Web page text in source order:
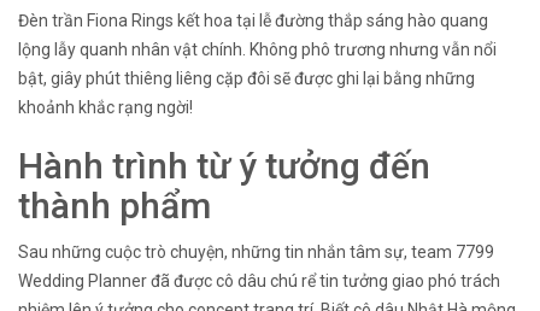
Đèn trần Fiona Rings kết hoa tại lễ đường thắp sáng hào quang
lộng lẫy quanh nhân vật chính. Không phô trương nhưng vẫn nổi
bật, giây phút thiêng liêng cặp đôi sẽ được ghi lại bằng những
khoảnh khắc rạng ngời!
Hành trình từ ý tưởng đến
thành phẩm
Sau những cuộc trò chuyện, những tin nhắn tâm sự, team 7799
Wedding Planner đã được cô dâu chú rể tin tưởng giao phó trách